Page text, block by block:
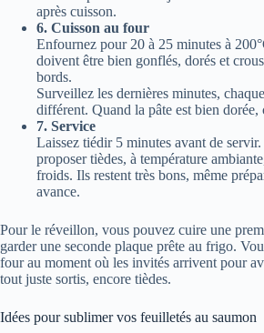
après cuisson.
6. Cuisson au four
Enfournez pour 20 à 25 minutes à
doivent être bien gonflés, dorés et
bords.
Surveillez les dernières minutes,
différent. Quand la pâte est bien dorée,
7. Service
Laissez tiédir 5 minutes avant de
proposer tièdes, à température
froids. Ils restent très bons, même
avance.
Pour le réveillon, vous pouvez cuire une
garder une seconde plaque prête au frigo.
four au moment où les invités arrivent pour
tout juste sortis, encore tièdes.
Idées pour sublimer vos feuilletés au saumon